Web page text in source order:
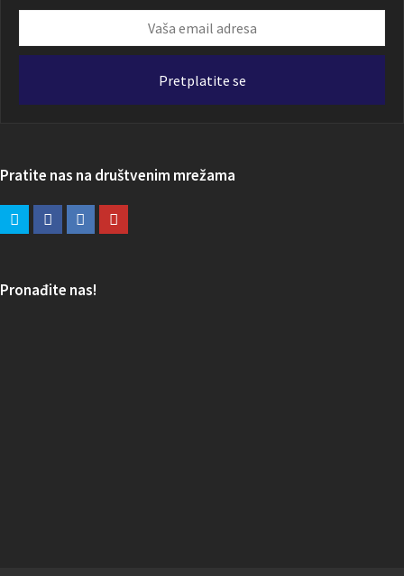
email
Pretplatite se
Pratite nas na društvenim mrežama
Pronađite nas!